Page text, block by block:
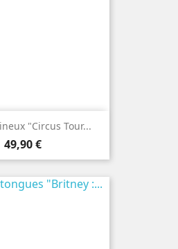
"Circus Tour...
Prix
49,90 €